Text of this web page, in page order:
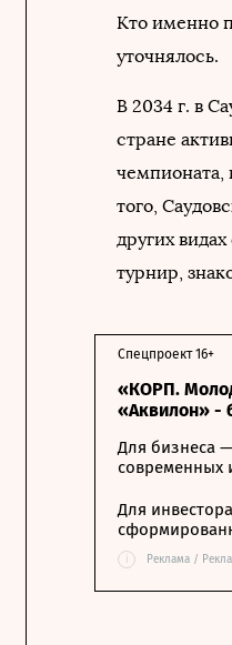
Кто именно
уточнялось.
В 2034 г. в
стране
чемпионата,
того,
других
турнир,
«КОРП.
«Аквилон» -
Спецпроект 16+
Для бизнеса
современных
Для
i Реклама /